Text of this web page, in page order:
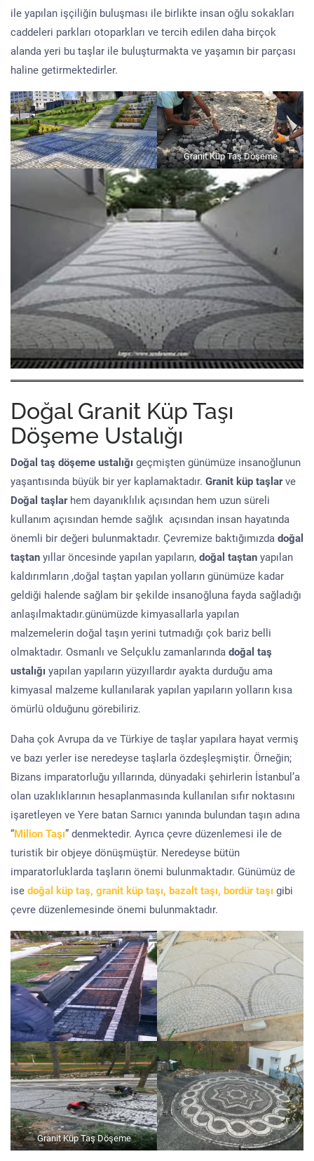
ile yapılan işçiliğin buluşması ile birlikte insan oğlu sokakları
caddeleri parkları otoparkları ve tercih edilen daha birçok
alanda yeri bu taşlar ile buluşturmakta ve yaşamın bir parçası
haline getirmektedirler.
Granit Küp Taş Döşeme
Doğal Granit Küp Taşı
Döşeme Ustalığı
Doğal taş döşeme ustalığı geçmişten günümüze insanoğlunun
yaşantısında büyük bir yer kaplamaktadır. Granit küp taşlarve
Doğal taşlar hem dayanıklılık açısından hem uzun süreli
kullanım açısından hemde sağlık açısından insan hayatında
önemli bir değeri bulunmaktadır. Çevremize baktığımızda doğal
taştan yıllar öncesinde yapılan yapıların, doğal taştan yapılan
kaldırımların ,doğal taştan yapılan yolların günümüze kadar
geldiği halende sağlam bir şekilde insanoğluna fayda sağladığı
anlaşılmaktadır.günümüzde kimyasallarla yapılan
malzemelerin doğal taşın yerini tutmadığı çok bariz belli
olmaktadır. Osmanlı ve Selçuklu zamanlarında doğal taş
ustalığı yapılan yapıların yüzyıllardır ayakta durduğu ama
kimyasal malzeme kullanılarak yapılan yapıların yolların kısa
ömürlü olduğunu görebiliriz.
Daha çok Avrupa da ve Türkiye de taşlar yapılara hayat vermiş
ve bazı yerler ise neredeyse taşlarla özdeşleşmiştir. Örneğin;
Bizans imparatorluğu yıllarında, dünyadaki şehirlerin İstanbul’a
olan uzaklıklarının hesaplanmasında kullanılan sıfır noktasını
işaretleyen ve Yere batan Sarnıcı yanında bulundan taşın adına
“Milion Taşı” denmektedir. Ayrıca çevre düzenlemesi ile de
turistik bir objeye dönüşmüştür. Neredeyse bütün
imparatorluklarda taşların önemi bulunmaktadır. Günümüz de
ise doğal küp taş, granit küp taşı, bazalt taşı, bordür taşı gibi
çevre düzenlemesinde önemi bulunmaktadır.
Granit Küp Taş Döşeme